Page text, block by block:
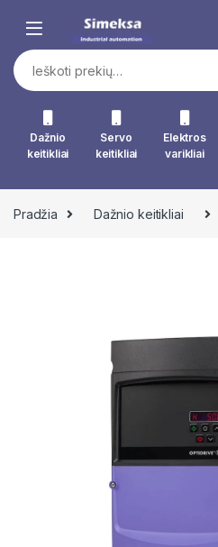
Ieškoti:
Dažnio
keitikliai
Servo
keitikliai
Elektros
varikliai
Pradžia Dažnio keitikliai